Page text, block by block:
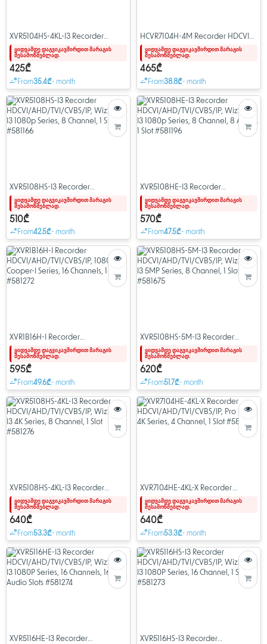
XVR5104HS-4KL-I3 Recorder
HDCVI/AHD/TVI/CVBS/IP,
WizSense I3 4K Series, 4 Channel, 1
Slot #581271
ყიდვამდე დაგვიკავშირდით მარაგის
შესამოწმებლად.
425₾
From35.4₾- month
HCVR7104H-4M Recorder HDCVI
#58379
ყიდვამდე დაგვიკავშირდით მარაგის
შესამოწმებლად.
465₾
From38.8₾- month
XVR5108HS-I3 Recorder
HDCVI/AHD/TVI/CVBS/IP,
WizSense I3 1080p Series, 8
Channel, 1 Slot #581166
ყიდვამდე დაგვიკავშირდით მარაგის
შესამოწმებლად.
510₾
From42.5₾- month
XVR5108HE-I3 Recorder
HDCVI/AHD/TVI/CVBS/IP,
WizSense I3 1080p Series, 8
Channel, 8 Audio. 1 Slot #581196
ყიდვამდე დაგვიკავშირდით მარაგის
შესამოწმებლად.
570₾
From47.5₾- month
XVR1B16H-I Recorder
HDCVI/AHD/TVI/CVBS/IP, 1080P
Cooper-I Series, 16 Channels, 1 Slot
#581272
ყიდვამდე დაგვიკავშირდით მარაგის
შესამოწმებლად.
595₾
From49.6₾- month
XVR5108HS-5M-I3 Recorder
HDCVI/AHD/TVI/CVBS/IP,
WizSense I3 5MP Series, 8
Channel, 1 Slot #581675
ყიდვამდე დაგვიკავშირდით მარაგის
შესამოწმებლად.
620₾
From51.7₾- month
XVR5108HS-4KL-I3 Recorder
HDCVI/AHD/TVI/CVBS/IP,
WizSense I3 4K Series, 8 Channel, 1
Slot #581276
ყიდვამდე დაგვიკავშირდით მარაგის
შესამოწმებლად.
640₾
From53.3₾- month
XVR7104HE-4KL-X Recorder
HDCVI/AHD/TVI/CVBS/IP, Pro
H.265 4K Series, 4 Channel, 1 Slot
#58606
ყიდვამდე დაგვიკავშირდით მარაგის
შესამოწმებლად.
640₾
From53.3₾- month
XVR5116HE-I3 Recorder
XVR5116HS-I3 Recorder